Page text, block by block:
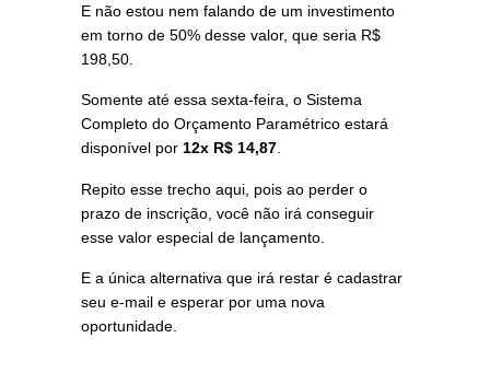
E não estou nem falando de um investimento
em torno de 50% desse valor, que seria R$
198,50.
Somente até essa sexta-feira, o Sistema
Completo do Orçamento Paramétrico estará
disponível por 12x R$ 14,87
Repito esse trecho aqui, pois ao perder o
prazo de inscrição, você não irá conseguir
esse valor especial de lançamento.
E a única alternativa que irá restar é cadastrar
seu e-mail e esperar por uma nova
oportunidade.